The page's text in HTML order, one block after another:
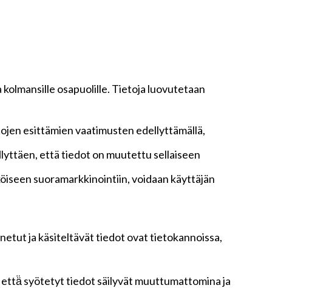
osapuolille. Tietoja luovutetaan
esittämien vaatimusten edellyttämällä,
että tiedot on muutettu sellaiseen
suoramarkkinointiin, voidaan käyttäjän
ja käsiteltävät tiedot ovat tietokannoissa,
syötetyt tiedot säilyvät muuttumattomina ja